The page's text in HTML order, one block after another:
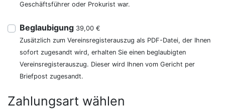
Geschäftsführer oder Prokurist war.
Beglaubigung 39,00 €
Zusätzlich zum Vereinsregisterauszug als PDF-Datei, der Ihnen
sofort zugesandt wird, erhalten Sie einen beglaubigten
Vereinsregisterauszug. Dieser wird Ihnen vom Gericht per
Briefpost zugesandt.
Zahlungsart wählen